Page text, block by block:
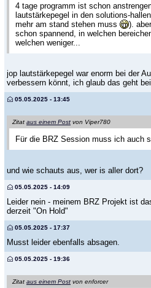
4 tage programm ist schon
lautstärkepegel in den solutions-
mehr am stand stehen muss
).
schon spannend, in welchen
welchen weniger...
jop lautstärkepegel war enorm bei der
verbessern könnt, ich glaub das geht
05.05.2025 - 13:45
Zitat aus einem Post von Viper780
Für die BRZ Session muss ich auch
und wie schauts aus, wer is aller dort?
05.05.2025 - 14:09
Leider nein - meinem BRZ Projekt ist
derzeit "On Hold"
05.05.2025 - 17:37
Musst leider ebenfalls absagen.
05.05.2025 - 19:36
Zitat aus einem Post von enforcer